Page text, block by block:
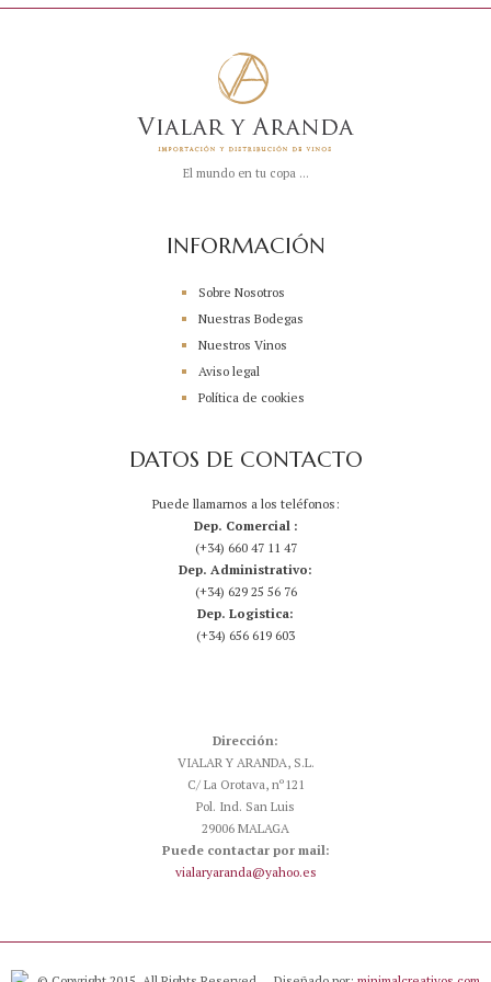
El mundo en tu copa ...
INFORMACIÓN
Sobre Nosotros
Nuestras Bodegas
Nuestros Vinos
Aviso legal
Política de cookies
DATOS DE CONTACTO
Puede llamarnos a los teléfonos:
Dep. Comercial :
(+34) 660 47 11 47
Dep. Administrativo:
(+34) 629 25 56 76
Dep. Logistica:
(+34) 656 619 603
Dirección:
VIALAR Y ARANDA, S.L.
C/ La Orotava, nº121
Pol. Ind. San Luis
29006 MALAGA
Puede contactar por mail:
vialaryaranda@yahoo.es